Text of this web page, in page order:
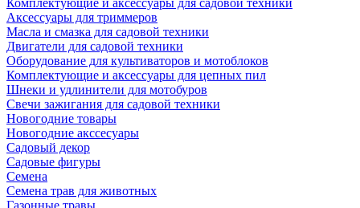
Комплектующие и аксессуары для садовой техники
Аксессуары для триммеров
Масла и смазка для садовой техники
Двигатели для садовой техники
Оборудование для культиваторов и мотоблоков
Комплектующие и аксессуары для цепных пил
Шнеки и удлинители для мотобуров
Свечи зажигания для садовой техники
Новогодние товары
Новогодние акссесуары
Садовый декор
Садовые фигуры
Семена
Семена трав для животных
Газонные травы